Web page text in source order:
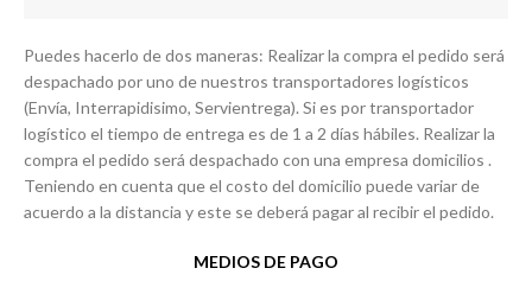
Puedes hacerlo de dos maneras: Realizar la compra el pedido será
despachado por uno de nuestros transportadores logísticos
(Envía, Interrapidisimo, Servientrega). Si es por transportador
logístico el tiempo de entrega es de 1 a 2 días hábiles. Realizar la
compra el pedido será despachado con una empresa domicilios .
Teniendo en cuenta que el costo del domicilio puede variar de
acuerdo a la distancia y este se deberá pagar al recibir el pedido.
MEDIOS DE PAGO